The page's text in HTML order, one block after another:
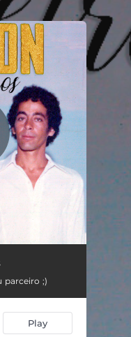
03:40
I Don't Know What To do With Myself 04:40
parceiro ;)
Play